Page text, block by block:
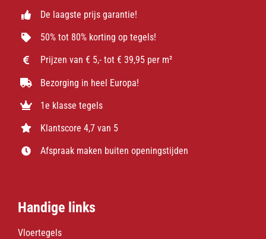
De laagste prijs garantie!
50% tot 80% korting op tegels!
Prijzen van € 5,- tot € 39,95 per m²
Bezorging in heel Europa!
1e klasse tegels
Klantscore 4,7 van 5
Afspraak maken buiten openingstijden
Handige links
Vloertegels